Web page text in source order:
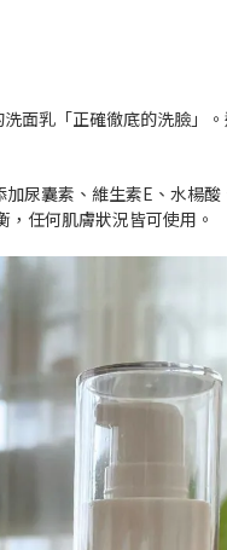
面乳「正確徹底的洗臉」
尿囊素、維生素E、水楊
任何肌膚狀況皆可使用。